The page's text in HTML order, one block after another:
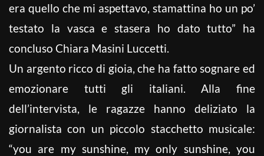
era quello che mi aspettavo, stamattina ho un po’
testato la vasca e stasera ho dato tutto” ha
concluso Chiara Masini Luccetti.
Un argento ricco di gioia, che ha fatto sognare ed
emozionare tutti gli italiani. Alla fine
dell’intervista, le ragazze hanno deliziato la
giornalista con un piccolo stacchetto musicale:
“you are my sunshine, my only sunshine, you